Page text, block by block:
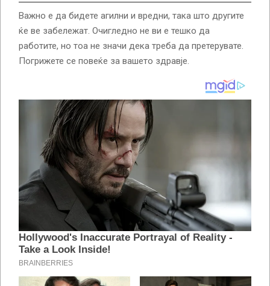
Важно е да бидете агилни и вредни, така што другите
ќе ве забележат. Очигледно не ви е тешко да
работите, но тоа не значи дека треба да претерувате.
Погрижете се повеќе за вашето здравје.